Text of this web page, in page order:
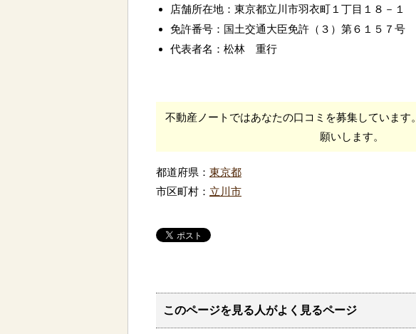
店舗所在地：東京都立川市羽衣町１丁目１８－１
免許番号：国土交通大臣免許（３）第６１５７号
代表者名：松林 重行
不動産ノートではあなたの口コミを募集しています。
願いします。
都道府県： 東京都
市区町村： 立川市
このページを見る人がよく見るページ